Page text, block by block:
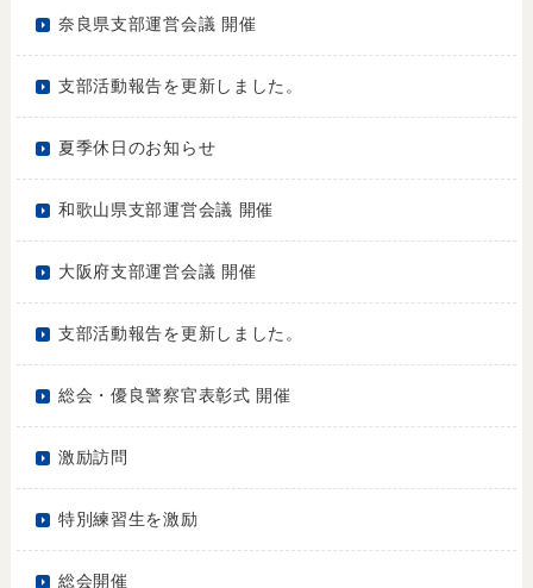
奈良県支部運営会議 開催
支部活動報告を更新しました。
夏季休日のお知らせ
和歌山県支部運営会議 開催
大阪府支部運営会議 開催
支部活動報告を更新しました。
総会・優良警察官表彰式 開催
激励訪問
特別練習生を激励
総会開催